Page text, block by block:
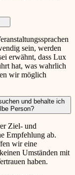
sein, werden
erwähnt, dass Lux
hat, was wahrlich
wir möglich
und behalte ich
Person?
Ziel- und
Empfehlung ab.
wir eine
Umständen mit
haben.